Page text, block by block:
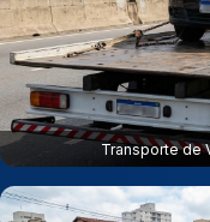
Transporte de